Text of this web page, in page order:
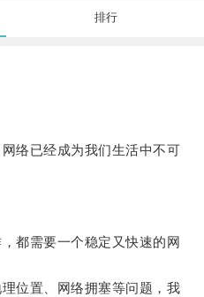
排行
已经成为我们生活中不可
需要一个稳定又快速的网
置、网络拥塞等问题，我